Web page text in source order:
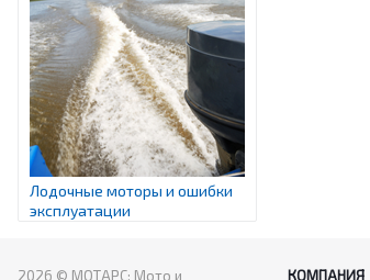
Лодочные моторы и ошибки
эксплуатации
2026 © МОТАРС: Мото и КОМПАНИЯ